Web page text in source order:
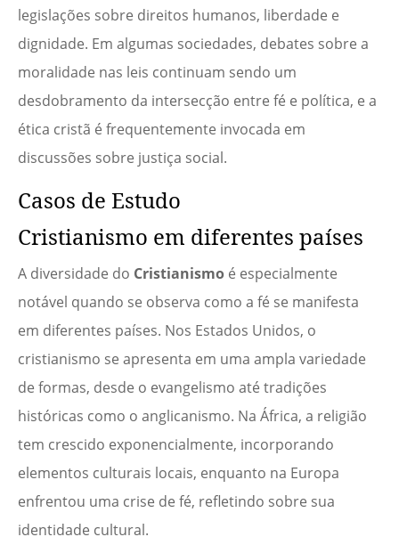
legislações sobre direitos humanos, liberdade e
dignidade. Em algumas sociedades, debates sobre a
moralidade nas leis continuam sendo um
desdobramento da intersecção entre fé e política, e a
ética cristã é frequentemente invocada em
discussões sobre justiça social.
Casos de Estudo
Cristianismo em diferentes países
A diversidade do Cristianismo é especialmente
notável quando se observa como a fé se manifesta
em diferentes países. Nos Estados Unidos, o
cristianismo se apresenta em uma ampla variedade
de formas, desde o evangelismo até tradições
históricas como o anglicanismo. Na África, a religião
tem crescido exponencialmente, incorporando
elementos culturais locais, enquanto na Europa
enfrentou uma crise de fé, refletindo sobre sua
identidade cultural.